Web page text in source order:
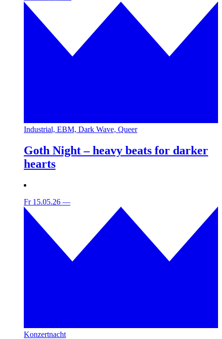
Industrial, EBM, Dark Wave, Queer
Goth Night – heavy beats for darker
hearts
Fr 15.05.26 —
Konzertnacht